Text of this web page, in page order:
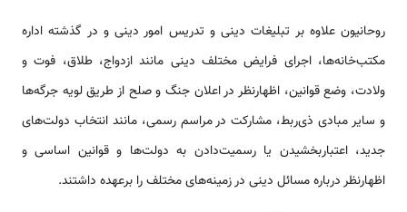
روحانیون علاوه بر تبلیغات دینی و تدریس امور دینی و در گذشته اداره
مکتب‌خانه‌ها، اجرای فرایض مختلف دینی مانند ازدواج، طلاق، فوت و
ولادت، وضع قوانین، اظهارنظر در اعلان جنگ و صلح از طریق لویه جرگه‌ها
و سایر مبادی ذی‌ربط، مشارکت در مراسم رسمی، مانند انتخاب دولت‌های
جدید، اعتباربخشیدن یا رسمیت‌دادن به دولت‌ها و قوانین اساسی و
اظهارنظر درباره مسائل دینی در زمینه‌های مختلف را برعهده داشتند.